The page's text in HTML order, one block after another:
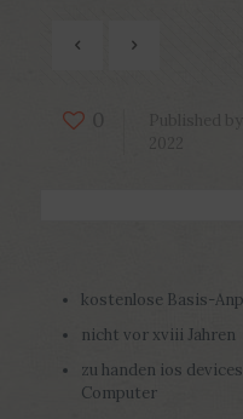
kostenlose Basis-
nicht vor xviii Jahren
zu handen ios
Computer